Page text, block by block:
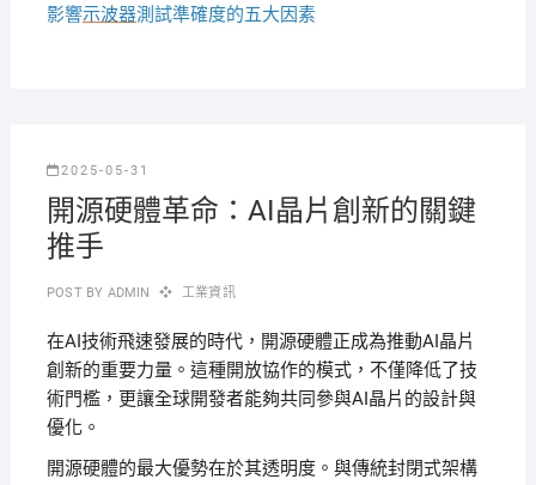
影響示波器測試準確度的五大因素
2025-05-31
開源硬體革命：AI晶片創新的關鍵
推手
POST BY ADMIN 工業資訊
在AI技術飛速發展的時代，開源硬體正成為推動AI晶片
創新的重要力量。這種開放協作的模式，不僅降低了技
術門檻，更讓全球開發者能夠共同參與AI晶片的設計與
優化。
開源硬體的最大優勢在於其透明度。與傳統封閉式架構